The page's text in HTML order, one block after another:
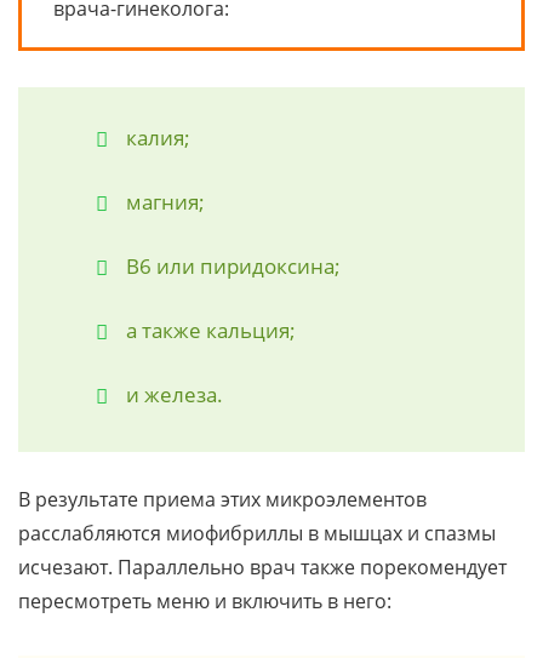
врача-гинеколога:
калия;
магния;
B6 или пиридоксина;
а также кальция;
и железа.
В результате приема этих микроэлементов
расслабляются миофибриллы в мышцах и спазмы
исчезают. Параллельно врач также порекомендует
пересмотреть меню и включить в него: